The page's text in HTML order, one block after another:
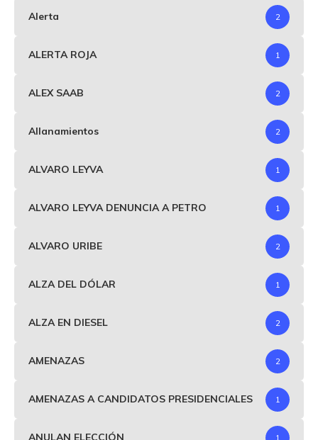
Alerta 2
ALERTA ROJA 1
ALEX SAAB 2
Allanamientos 2
ALVARO LEYVA 1
ALVARO LEYVA DENUNCIA A PETRO 1
ALVARO URIBE 2
ALZA DEL DÓLAR 1
ALZA EN DIESEL 2
AMENAZAS 2
AMENAZAS A CANDIDATOS PRESIDENCIALES 1
ANULAN ELECCIÓN 1